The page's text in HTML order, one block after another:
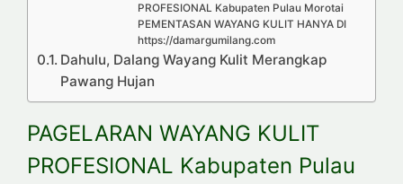
PROFESIONAL Kabupaten Pulau Morotai
PEMENTASAN WAYANG KULIT HANYA DI
https://damargumilang.com
Dahulu, Dalang Wayang Kulit Merangkap
Pawang Hujan
PAGELARAN WAYANG KULIT
PROFESIONAL Kabupaten Pulau